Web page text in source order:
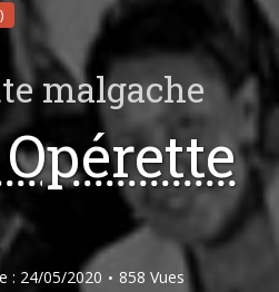
malgache
: 24/05/2020 858 Vues